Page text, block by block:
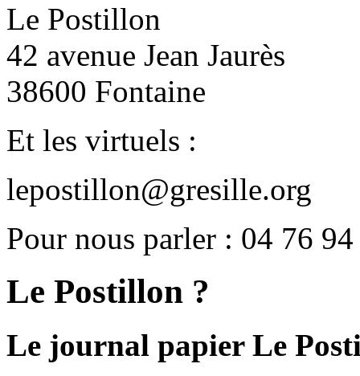
Le Postillon
42 avenue Jean Jaurès
38600 Fontaine
Et les virtuels :
lepostillon@gresille.org
Pour nous parler : 04 76
Le Postillon ?
Le journal papier Le